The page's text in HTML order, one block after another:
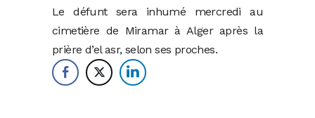
Le défunt sera inhumé mercredi au
cimetière de Miramar à Alger après la
prière d’el asr, selon ses proches.